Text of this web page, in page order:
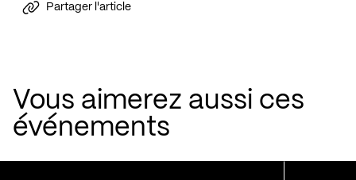
Partager l'article
Vous aimerez aussi ces
événements